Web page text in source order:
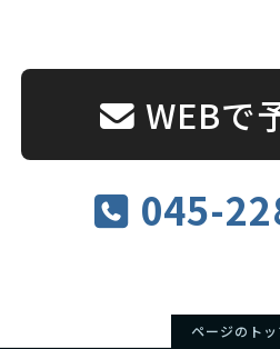
WEBで
045-
ページのト